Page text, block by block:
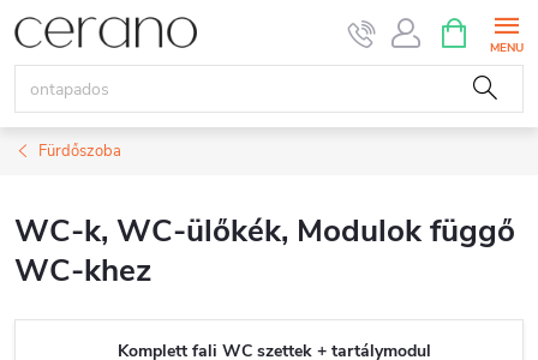
Ugrás
tartalomhoz
KOSÁR
Fürdőszoba
WC-k, WC-ülőkék, Modulok függő
WC-khez
Komplett fali WC szettek + tartálymodul